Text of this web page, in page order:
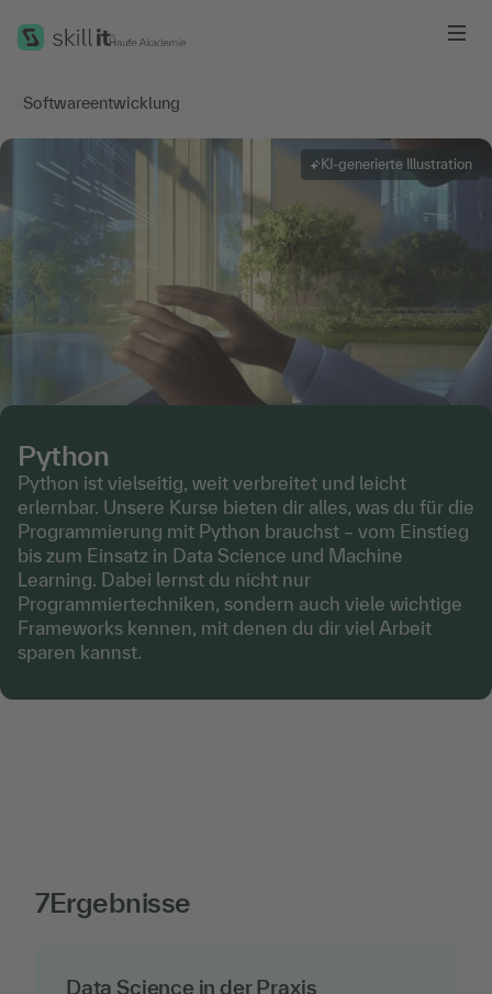
Softwareentwicklung
Python
Python ist vielseitig, weit verbreitet und leicht
erlernbar. Unsere Kurse bieten dir alles, was du für die
Programmierung mit Python brauchst – vom Einstieg
bis zum Einsatz in Data Science und Machine
Learning. Dabei lernst du nicht nur
Programmiertechniken, sondern auch viele wichtige
Frameworks kennen, mit denen du dir viel Arbeit
sparen kannst.
KI-generierte Illustration
7Ergebnisse
Data Science in der Praxis